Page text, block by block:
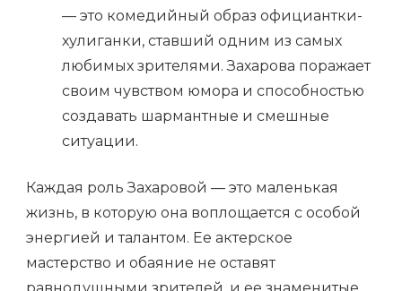
— это комедийный образ официантки-
хулиганки, ставший одним из самых
любимых зрителями. Захарова поражает
своим чувством юмора и способностью
создавать шармантные и смешные
ситуации.
Каждая роль Захаровой — это маленькая
жизнь, в которую она воплощается с особой
энергией и талантом. Ее актерское
мастерство и обаяние не оставят